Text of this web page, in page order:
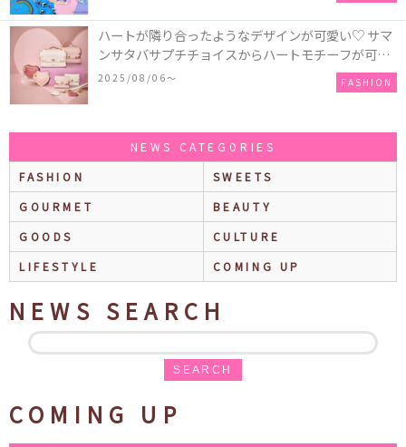
ハートが隣り合ったようなデザインが可愛い♡ サマ
ンサタバサプチチョイスからハートモチーフが可愛
いHeart Collectionが発売！
2025/08/06〜 FASHION
NEWS CATEGORIES
FASHION
SWEETS
GOURMET
BEAUTY
GOODS
CULTURE
LIFESTYLE
COMING UP
NEWS SEARCH
SEARCH
COMING UP